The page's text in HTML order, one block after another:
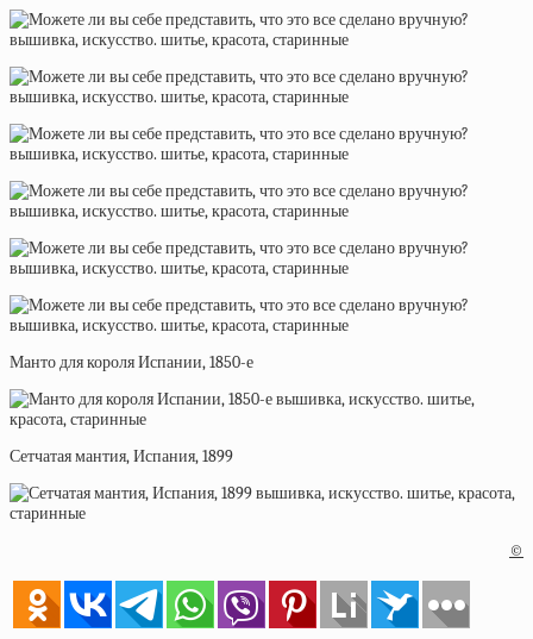
Манто для короля Испании, 1850-е
Сетчатая мантия, Испания, 1899
©